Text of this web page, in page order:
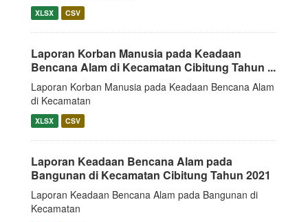
XLSX CSV
Laporan Korban Manusia pada Keadaan
Bencana Alam di Kecamatan Cibitung Tahun ...
Laporan Korban Manusia pada Keadaan Bencana Alam
di Kecamatan
XLSX CSV
Laporan Keadaan Bencana Alam pada
Bangunan di Kecamatan Cibitung Tahun 2021
Laporan Keadaan Bencana Alam pada Bangunan di
Kecamatan